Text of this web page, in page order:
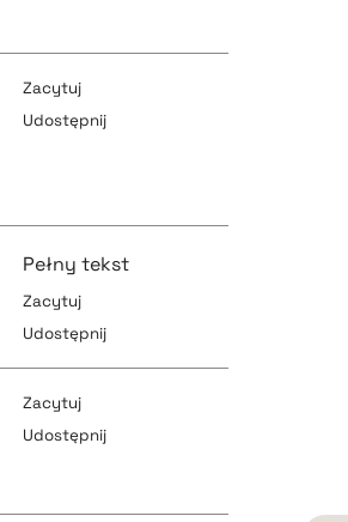
pobierz cytat
Zacytuj
Udostępnij
pobierz cytat
Pełny tekst
Zacytuj
Udostępnij
pobierz cytat
Zacytuj
Udostępnij